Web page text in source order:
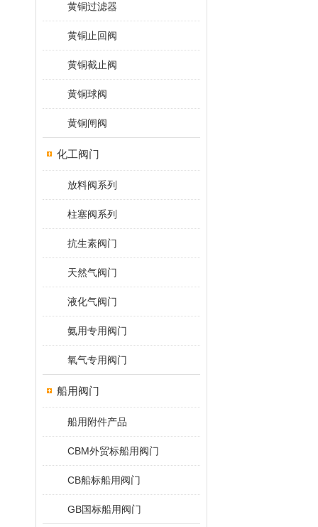
黄铜过滤器
黄铜止回阀
黄铜截止阀
黄铜球阀
黄铜闸阀
化工阀门
放料阀系列
柱塞阀系列
抗生素阀门
天然气阀门
液化气阀门
氨用专用阀门
氧气专用阀门
船用阀门
船用附件产品
CBM外贸标船用阀门
CB船标船用阀门
GB国标船用阀门